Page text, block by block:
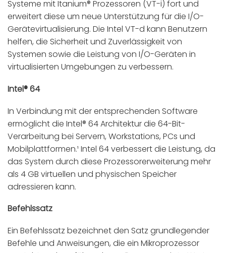
Systeme mit Itanium® Prozessoren (VT-i) fort und
erweitert diese um neue Unterstützung für die I/O-
Gerätevirtualisierung. Die Intel VT-d kann Benutzern
helfen, die Sicherheit und Zuverlässigkeit von
Systemen sowie die Leistung von I/O-Geräten in
virtualisierten Umgebungen zu verbessern.
Intel® 64
In Verbindung mit der entsprechenden Software
ermöglicht die Intel® 64 Architektur die 64-Bit-
Verarbeitung bei Servern, Workstations, PCs und
Mobilplattformen.¹ Intel 64 verbessert die Leistung, da
das System durch diese Prozessorerweiterung mehr
als 4 GB virtuellen und physischen Speicher
adressieren kann.
Befehlssatz
Ein Befehlssatz bezeichnet den Satz grundlegender
Befehle und Anweisungen, die ein Mikroprozessor